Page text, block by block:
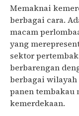
Memaknai
berbagai cara.
macam
yang
sektor
berbarengan
berbagai wilayah
panen tembakau
kemerdekaan.